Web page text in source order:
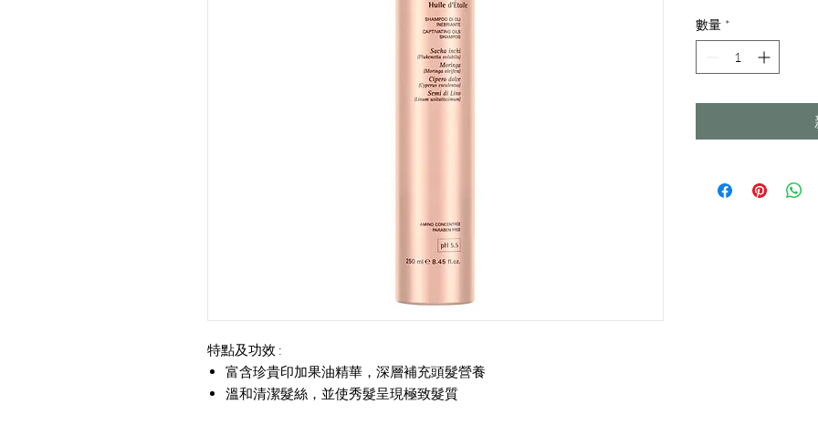
特點及功效 :
富含珍貴印加果油精華，深層補充頭髮營養
溫和清潔髮絲，並使秀髮呈現極致髮質
數量 *